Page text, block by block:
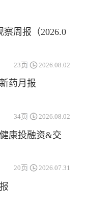
周报（2026.0
23页 2026.08.02
药月报
34页 2026.08.02
康投融资&交
20页 2026.07.31